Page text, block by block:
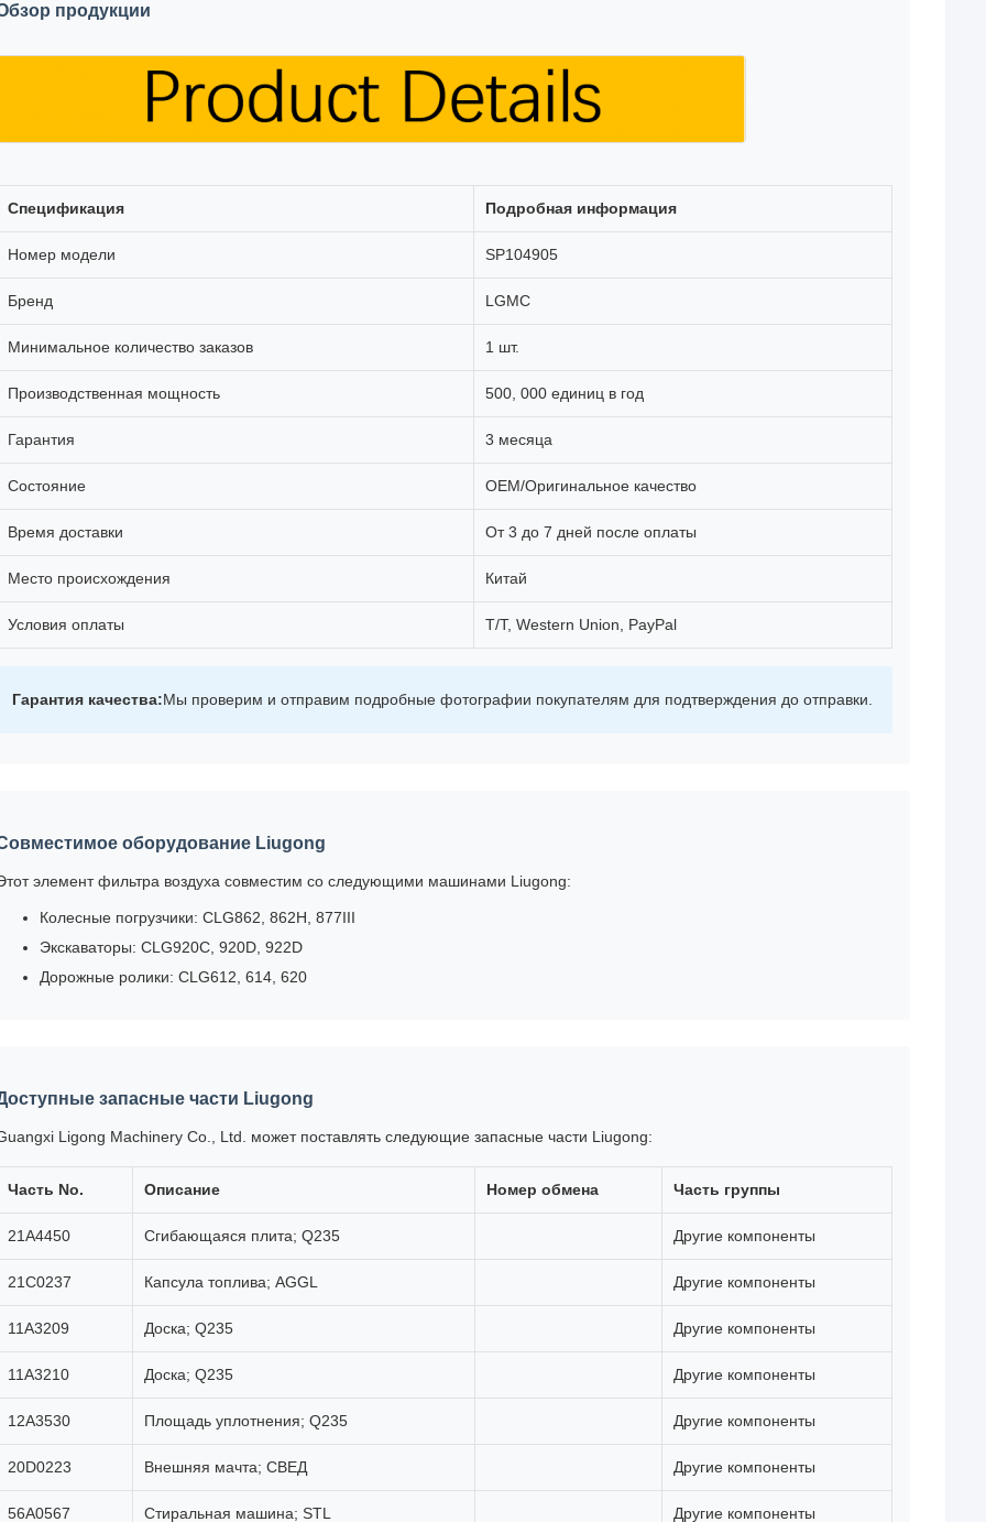
продукции
Спецификация Подробная информация
Номер модели SP104905
Бренд LGMC
Минимальное количество заказов 1 шт.
Производственная мощность 500, 000 единиц в год
Гарантия 3 месяца
Состояние OEM/Оригинальное качество
Время доставки От 3 до 7 дней после оплаты
Место происхождения Китай
Условия оплаты T/T, Western Union, PayPal
Гарантия качества:Мы проверим и отправим подробные фотографии покупателям для подтверждения до отправки.
оборудование Liugong
элемент фильтра воздуха совместим со следующими машинами Liugong:
Колесные погрузчики: CLG862, 862H, 877III
Экскаваторы: CLG920C, 920D, 922D
Дорожные ролики: CLG612, 614, 620
запасные части Liugong
Ligong Machinery Co., Ltd. может поставлять следующие запасные части Liugong:
Часть No. Описание Номер обмена Часть группы
21А4450 Сгибающаяся плита; Q235 Другие компоненты
21С0237 Капсула топлива; AGGL Другие компоненты
11А3209 Доска; Q235 Другие компоненты
11А3210 Доска; Q235 Другие компоненты
12А3530 Площадь уплотнения; Q235 Другие компоненты
20D0223 Внешняя мачта; СВЕД Другие компоненты
56A0567 Стиральная машина; STL Другие компоненты